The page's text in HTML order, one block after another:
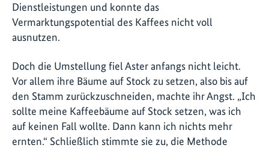
Dienstleistungen und konnte das
Vermarktungspotential des Kaffees nicht voll
ausnutzen.
Doch die Umstellung fiel Aster anfangs nicht leicht.
Vor allem ihre Bäume auf Stock zu setzen, also bis auf
den Stamm zurückzuschneiden, machte ihr Angst. „Ich
sollte meine Kaffeebäume auf Stock setzen, was ich
auf keinen Fall wollte. Dann kann ich nichts mehr
ernten.“ Schließlich stimmte sie zu, die Methode